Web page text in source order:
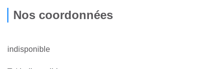
Nos coordonnées
indisponible